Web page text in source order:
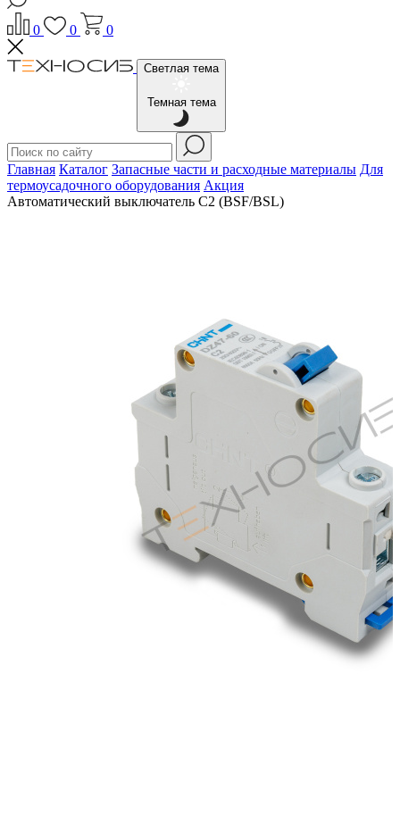
0 0 0
Светлая тема
Темная тема
Главная Каталог Запасные части и расходные материалы Для
термоусадочного оборудования Акция
Автоматический выключатель C2 (BSF/BSL)